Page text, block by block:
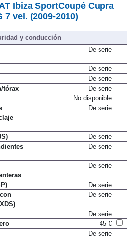
Ibiza SportCoupé Cupra
7 vel. (2009-2010)
y conducción
De serie
De serie
De serie
tórax
De serie
No disponible
De serie
De serie
De serie
De serie
De serie
De serie
De serie
45 €
De serie